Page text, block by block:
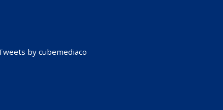
by cubemediaco